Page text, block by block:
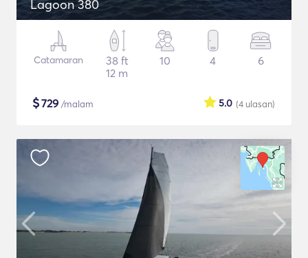
Lagoon 380
Catamaran
38 ft
12 m
10 4 6
$729 /malam (4 ulasan)
5.0